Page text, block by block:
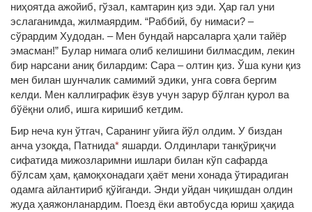
ниҳоятда ажойиб, гўзал, камтарин қиз эди. Ҳар гал уни
эслаганимда, жилмаярдим. “Раббий, бу нимаси? –
сўрардим Худодан. – Мен бундай нарсаларга ҳали тайёр
эмасман!” Булар нимага олиб келишини билмасдим, лекин
бир нарсани аниқ билардим: Сара – олтин қиз. Ўша куни қиз
мен билан шунчалик самимий эдики, унга совға бергим
келди. Мен каллиграфик ёзув учун зарур бўлган қурол ва
бўёқни олиб, ишга киришиб кетдим.
Бир неча кун ўтгач, Саранинг уйига йўл олдим. У биздан
анча узоқда, Патнида* яшарди. Олдинлари танқўриқчи
сифатида мижозларимни ишлари билан кўп сафарда
бўлсам ҳам, қамоқхонадаги ҳаёт мени хонада ўтирадиган
одамга айлантириб қўйганди. Энди уйдан чиқишдан олдин
жуда ҳаяжонланардим. Поезд ёки автобусда юриш ҳақида